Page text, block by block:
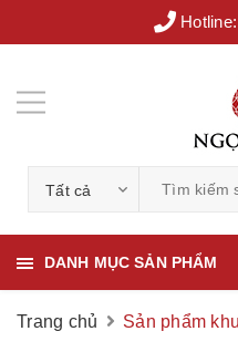
Tất cả
DANH MỤC SẢN PHẨM
Trang chủ Sản phẩm